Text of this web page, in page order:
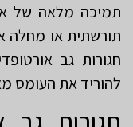
תמיכה מלאה של
תורשתית או מחלה
חגורות גב
להוריד את העומס